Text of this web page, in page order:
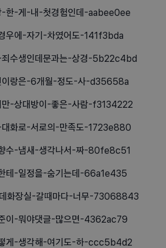
-한-게-내-첫경험인데-aabee0ee
우에-자기-차였어도-141f3bda
수생인데문과는-상경-5b22c4bd
이랑은-6개월-정도-사-d35658a
만-상대방이-좋은-사람-f3134222
화로-서로의-만족도-1723e880
수-냄새-생각나서-짜-80fe8c51
테-일정을-숨기는데-66a1e435
화장실-갈때마다-너무-73068843
이-뭐야댓글-많으면-4362ac79
게-생각해-여기도-하-ccc5b4d2